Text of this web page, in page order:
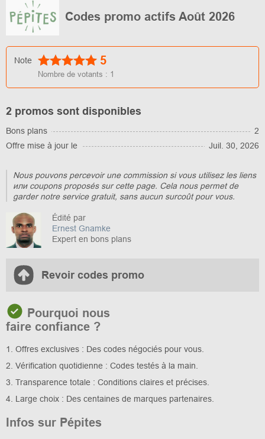
Codes promo actifs Août 2026
Note 5
Nombre de votants : 1
2 promos sont disponibles
Bons plans
2
Offre mise à jour le
Juil. 30, 2026
Nous pouvons percevoir une commission si vous utilisez les liens
или coupons proposés sur cette page. Cela nous permet de
garder notre service gratuit, sans aucun surcoût pour vous.
Édité par
Ernest Gnamke
Expert en bons plans
Revoir codes promo
Pourquoi nous
faire confiance ?
1. Offres exclusives : Des codes négociés pour vous.
2. Vérification quotidienne : Codes testés à la main.
3. Transparence totale : Conditions claires et précises.
4. Large choix : Des centaines de marques partenaires.
Infos sur Pépites